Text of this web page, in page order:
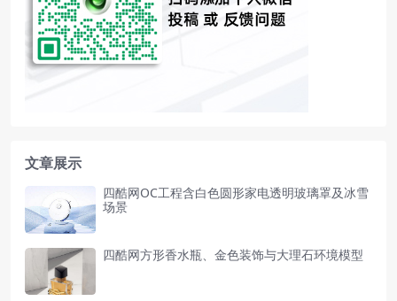
文章展示
四酷网OC工程含白色圆形家电透明玻璃罩及冰雪
场景
四酷网方形香水瓶、金色装饰与大理石环境模型